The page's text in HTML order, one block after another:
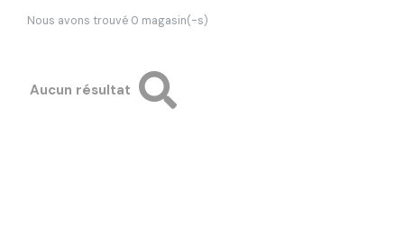
Nous avons trouvé 0 magasin(-s)
Aucun résultat